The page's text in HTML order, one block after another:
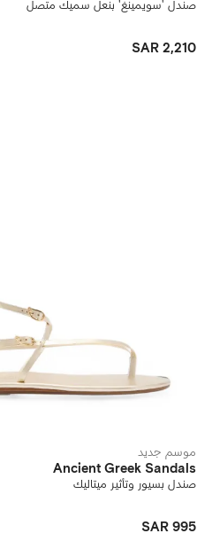
صندل 'سويمينغ' بنعل سميك متصل
SAR 2,210
موسم جديد
Ancient Greek Sandals
صندل بسيور وتأثير ميتاليك
SAR 995